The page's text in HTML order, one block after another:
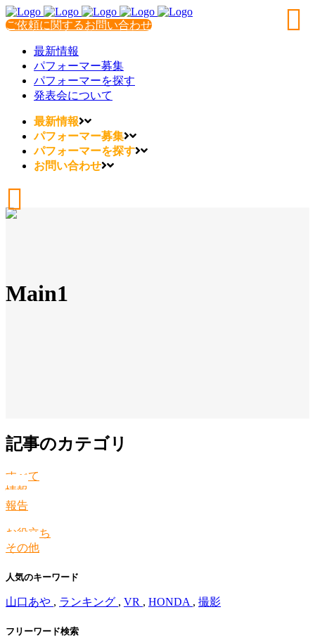
ご依頼に関するお問い合わせ
最新情報
パフォーマー募集
パフォーマーを探す
発表会について
最新情報
パフォーマー募集
パフォーマーを探す
お問い合わせ
Main1
記事のカテゴリ
すべて
情報
報告
お役立ち
その他
人気のキーワード
山口あや , ランキング , VR , HONDA , 撮影
フリーワード検索